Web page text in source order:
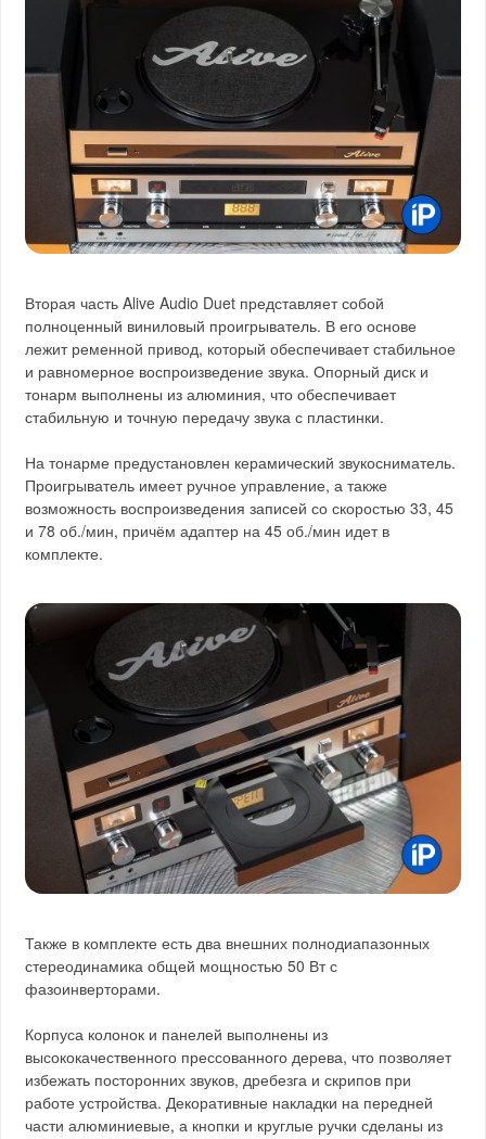
Вторая часть Alive Audio Duet представляет собой
полноценный виниловый проигрыватель. В его основе
лежит ременной привод, который обеспечивает стабильное
и равномерное воспроизведение звука. Опорный диск и
тонарм выполнены из алюминия, что обеспечивает
стабильную и точную передачу звука с пластинки.
На тонарме предустановлен керамический звукосниматель.
Проигрыватель имеет ручное управление, а также
возможность воспроизведения записей со скоростью 33, 45
и 78 об./мин, причём адаптер на 45 об./мин идет в
комплекте.
Также в комплекте есть два внешних полнодиапазонных
стереодинамика общей мощностью 50 Вт с
фазоинверторами.
Корпуса колонок и панелей выполнены из
высококачественного прессованного дерева, что позволяет
избежать посторонних звуков, дребезга и скрипов при
работе устройства. Декоративные накладки на передней
части алюминиевые, а кнопки и круглые ручки сделаны из